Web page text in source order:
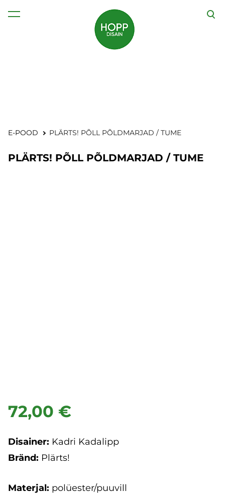
lisati ostukorvi. Vaata ostukorvi
E-POOD PLÄRTS! PÕLL PÕLDMARJAD / TUME
PLÄRTS! PÕLL PÕLDMARJAD / TUME
1 / 2
72,00 €
Disainer: Kadri Kadalipp
Bränd: Plärts!
Materjal: polüester/puuvill